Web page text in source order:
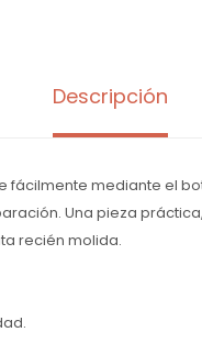
Descripción
fácilmente mediante el
Una pieza
recién molida.